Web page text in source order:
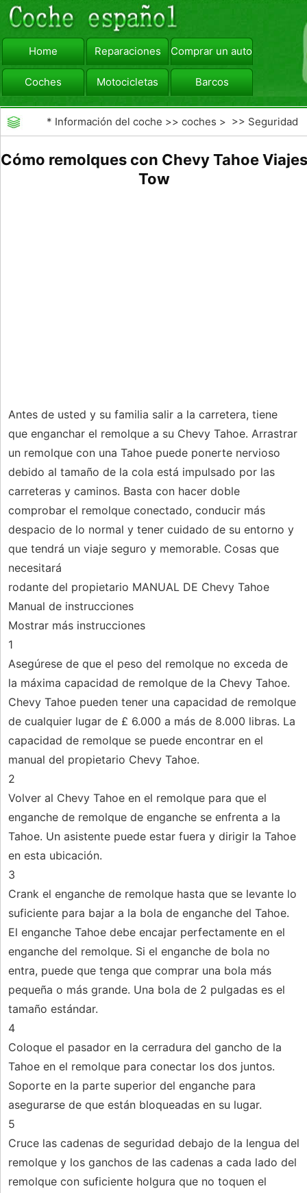
Home Reparaciones Comprar un automóvil
Coches Motocicletas Barcos
viajar Camiones
* Información del coche >>coches > >> Seguridad
Cómo remolques con Chevy Tahoe Viajes
Tow
Antes de usted y su familia salir a la carretera, tiene
que enganchar el remolque a su Chevy Tahoe. Arrastrar
un remolque con una Tahoe puede ponerte nervioso
debido al tamaño de la cola está impulsado por las
carreteras y caminos. Basta con hacer doble
comprobar el remolque conectado, conducir más
despacio de lo normal y tener cuidado de su entorno y
que tendrá un viaje seguro y memorable. Cosas que
necesitará
rodante del propietario MANUAL DE Chevy Tahoe
Manual de instrucciones
Mostrar más instrucciones
1
Asegúrese de que el peso del remolque no exceda de
la máxima capacidad de remolque de la Chevy Tahoe.
Chevy Tahoe pueden tener una capacidad de remolque
de cualquier lugar de £ 6.000 a más de 8.000 libras. La
capacidad de remolque se puede encontrar en el
manual del propietario Chevy Tahoe.
2
Volver al Chevy Tahoe en el remolque para que el
enganche de remolque de enganche se enfrenta a la
Tahoe. Un asistente puede estar fuera y dirigir la Tahoe
en esta ubicación.
3
Crank el enganche de remolque hasta que se levante lo
suficiente para bajar a la bola de enganche del Tahoe.
El enganche Tahoe debe encajar perfectamente en el
enganche del remolque. Si el enganche de bola no
entra, puede que tenga que comprar una bola más
pequeña o más grande. Una bola de 2 pulgadas es el
tamaño estándar.
4
Coloque el pasador en la cerradura del gancho de la
Tahoe en el remolque para conectar los dos juntos.
Soporte en la parte superior del enganche para
asegurarse de que están bloqueadas en su lugar.
5
Cruce las cadenas de seguridad debajo de la lengua del
remolque y los ganchos de las cadenas a cada lado del
remolque con suficiente holgura que no toquen el